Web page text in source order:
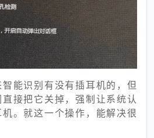
能识别有没有插耳机的，但
接把它关掉，强制让系统认
。就这一个操作，能解决很